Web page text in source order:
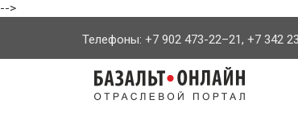
-->
Телефоны: +7 902 473-22–21, +7 342